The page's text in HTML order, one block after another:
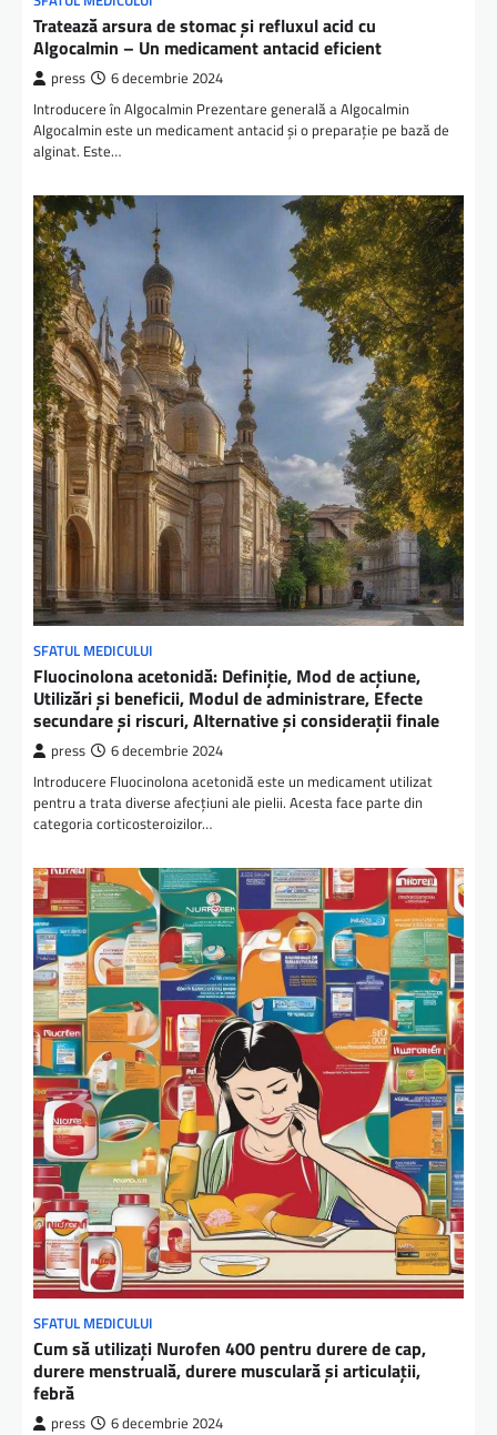
Tratează arsura de stomac și refluxul acid cu
Algocalmin – Un medicament antacid eficient
press 6 decembrie 2024
Introducere în Algocalmin Prezentare generală a Algocalmin
Algocalmin este un medicament antacid și o preparație pe bază de
alginat. Este…
SFATUL MEDICULUI
Fluocinolona acetonidă: Definiție, Mod de acțiune,
Utilizări și beneficii, Modul de administrare, Efecte
secundare și riscuri, Alternative și considerații finale
press 6 decembrie 2024
Introducere Fluocinolona acetonidă este un medicament utilizat
pentru a trata diverse afecțiuni ale pielii. Acesta face parte din
categoria corticosteroizilor…
SFATUL MEDICULUI
Cum să utilizați Nurofen 400 pentru durere de cap,
durere menstruală, durere musculară și articulații,
febră
press 6 decembrie 2024